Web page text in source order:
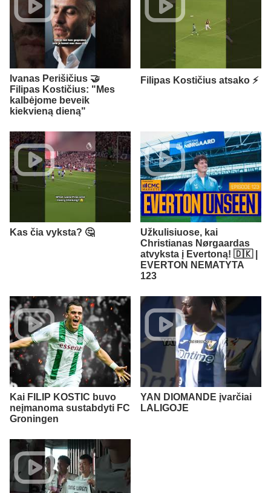
Ivanas Perišičius 🤝
Filipas Kostičius: "Mes
kalbėjome beveik
kiekvieną dieną"
Filipas Kostičius atsako ⚡
Kas čia vyksta? 🤔
Užkulisiuose, kai
Christianas Nørgaardas
atvyksta į Evertoną! 🇩🇰 |
EVERTON NEMATYTA
123
Kai FILIP KOSTIC buvo
neįmanoma sustabdyti FC
Groningen
YAN DIOMANDE įvarčiai
LALIGOJE